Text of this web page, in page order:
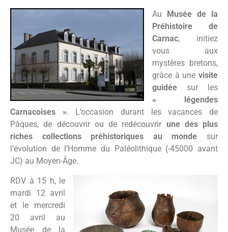
Au
Musée de la
Préhistoire de
Carnac, initiez
vous aux
mystères bretons,
grâce à une visite
guidée sur les
« légendes
Carnacoises ». L’occasion durant les vacances de
Pâques, de découvrir ou de redécouvrir une des plus
riches collections préhistoriques au monde sur
l’évolution de l’Homme du Paléolithique (-45000 avant
JC) au Moyen-Âge.
RDV à 15 h, le
mardi 12 avril
et le mercredi
20 avril au
Musée de la